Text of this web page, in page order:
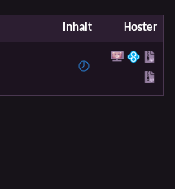
Inhalt Hoster